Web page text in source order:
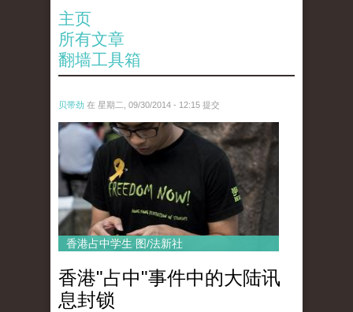
主页
所有文章
翻墙工具箱
贝带劲 在 星期二, 09/30/2014 - 12:15 提交
anp-28706599.jpg
香港占中学生 图/法新社
香港"占中"事件中的大陆讯
息封锁